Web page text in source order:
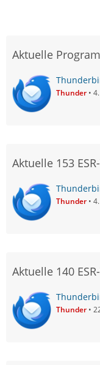
Aktuelle
Thunder
Aktuelle 153
Thunder
Aktuelle 140
Thunder